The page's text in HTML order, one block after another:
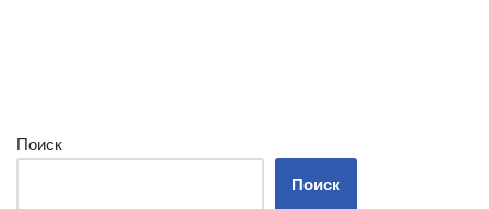
Поиск
Поиск